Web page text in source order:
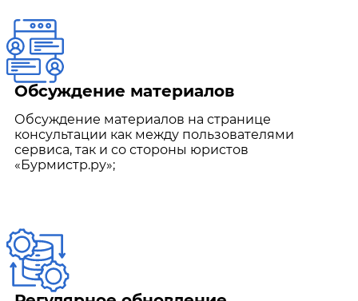
Обсуждение материалов
Обсуждение материалов на странице
консультации как между пользователями
сервиса, так и со стороны юристов
«Бурмистр.ру»;